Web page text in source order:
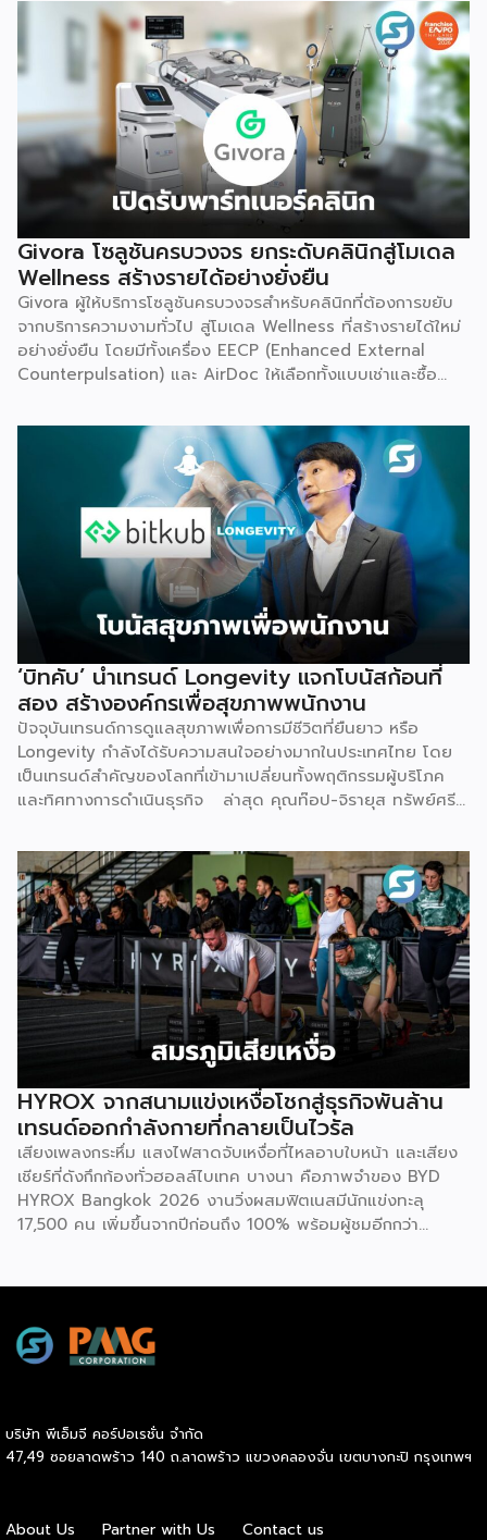
Givora โซลูชันครบวงจร ยกระดับคลินิกสู่โมเดล
Wellness สร้างรายได้อย่างยั่งยืน
Givora ผู้ให้บริการโซลูชันครบวงจรสำหรับคลินิกที่ต้องการขยับ
จากบริการความงามทั่วไป สู่โมเดล Wellness ที่สร้างรายได้ใหม่
อย่างยั่งยืน โดยมีทั้งเครื่อง EECP (Enhanced External
Counterpulsation) และ AirDoc ให้เลือกทั้งแบบเช่าและซื้อ
ธุรกิจใหม่ พร้อมทีมช่างที่คอยดูแลตรวจเช็กเครื่องมืออย่าง
สม่ำเสมอ ให้มั่นใจได้ว่าอุปกรณ์ทำงานอย่างมีประสิทธิภาพตลอด
อายุการใช้งาน เหมาะสำหรับคลินิกที่ต้องการสร้างรายได้เพิ่ม โดย
ไม่ต้องใช้เงินก้อนใหญ่ตั้งแต่วันแรก จุดเริ่มต้น มองเห็นกับดักที่
ทำให้อุตสาหกรรมสุขภาพ-ความงามไปไม่ถึงเป้าหมาย Givora
ไม่ได้เริ่มต้นจากการขายเครื่องมือเพียงอย่างเดียว แต่เกิดจากการ
มองเห็นว่าผู้ประกอบการจำนวนมากที่ตั้งใจอยากขยายธุรกิจสู่
Wellness กลับติดกับดักซ้ำ ๆ 3 เรื่องหลัก จนไปไม่ถึงเป้าหมาย
ที่วางไว้ ได้แก่ การไม่มีความรู้และขาดความเชี่ยวชาญเฉพาะด้าน
การไม่มีฐานลูกค้าเพราะการตลาดไม่ตรงกลุ่ม และการเริ่มต้นผิด
จุดทั้งเรื่องเครื่องมือ ระบบ และราคา Givora จึงออกแบบ
โซลูชันให้ครอบคลุมทั้งสามปัญหานี้ในคราวเดียวกัน แทนที่จะให้
คลินิกต้องแก้ปัญหาทีละเรื่องด้วยตัวเอง ด้านความรู้และความ
เชี่ยวชาญ — Givora มีทีมฝึกอบรมบุคลากรให้ได้มาตรฐาน
เดียวกัน พร้อมควบคุมคุณภาพและมาตรฐานการบริการตลอด
กระบวนการ เพื่อให้คลินิกพันธมิตรมั่นใจได้ว่าบุคลากรพร้อมให้
บริการอย่างถูกต้องตั้งแต่วันแรก ด้านฐานลูกค้าและการตลาด
ตลาดให้คลินิก แทนที่จะปล่อยให้แต่ละแห่งลองผิดลองถูกด้วยงบ
ประมาณตัวเอง […]
‘บิทคับ’ นำเทรนด์ Longevity แจกโบนัสก้อนที่
สอง สร้างองค์กรเพื่อสุขภาพพนักงาน
ปัจจุบันเทรนด์การดูแลสุขภาพเพื่อการมีชีวิตที่ยืนยาว หรือ
Longevity กำลังได้รับความสนใจอย่างมากในประเทศไทย โดย
เป็นเทรนด์สำคัญของโลกที่เข้ามาเปลี่ยนทั้งพฤติกรรมผู้บริโภค
และทิศทางการดำเนินธุรกิจ ล่าสุด คุณท๊อป-จิรายุส ทรัพย์ศรี
แคปปิตอล กรุ๊ป โฮลดิ้งส์ จำกัด หนึ่งในผู้บุกเบิกวงการนี้และผู้
ขยายธุรกิจสู่คอมมูนิตี้สุขภาพ “StayGold” ได้ประกาศนโยบาย
ใหม่ แจกโบนัสสุขภาพเป็นโบนัสก้อนที่สองเพิ่มเติมจากโบนัสปกติ
เพื่อสร้างแรงจูงใจให้พนักงานหันมาใส่ใจสุขภาพอย่างจริงจัง และ
ผลักดันบิทคับให้เป็นองค์กรยุคใหม่ที่ขับเคลื่อนด้วยคุณภาพควบคู่
ไปกับสุขภาวะที่ดี นโยบายดังกล่าวขับเคลื่อนผ่านโครงการ
“Bitkuber Longevity Journey Program” ซึ่งเปิดให้พนักงาน
เข้าร่วมตามความสมัครใจ โดยจะวัดผลจากการเปลี่ยนแปลง
สุขภาพเป็นรายบุคคลเปรียบเทียบช่วงต้นปีและปลายปี เปิดโอกาส
ให้ทุกคนมีสิทธิ์ได้รับโบนัสเท่าเทียมกัน ไม่ว่าจะเป็นกลุ่มผู้เริ่มต้นที่
พัฒนาสุขภาพให้ดีขึ้น หรือกลุ่มคนรักสุขภาพที่สามารถรักษา
มาตรฐานที่ดีไว้ได้ โดยเกณฑ์การประเมินจะมุ่งเน้นไปที่การป้องกัน
โรคในกลุ่มคนทำงานออฟฟิศ ครอบคลุม 3 ด้าน 6 ตัวชี้วัด ได้แก่
1.ด้านระบบเผาผลาญ ประเมินค่าสมดุลระหว่างไขมันสะสมกับไข
มันที่ช่วยทำความสะอาดหลอดเลือด (Triglyceride-to-HDL
ratio) ระดับไขมันที่เกาะตามอวัยวะภายในช่องท้อง (Visceral Fat
Rating) และวัดค่าคอเลสเตอรอลชนิดไขมันไม่ดี (LDL) 2.ด้าน
HYROX จากสนามแข่งเหงื่อโชกสู่ธุรกิจพันล้าน
เทรนด์ออกกำลังกายที่กลายเป็นไวรัล
เสียงเพลงกระหึ่ม แสงไฟสาดจับเหงื่อที่ไหลอาบใบหน้า และเสียง
เชียร์ที่ดังกึกก้องทั่วฮอลล์ไบเทค บางนา คือภาพจำของ BYD
HYROX Bangkok 2026 งานวิ่งผสมฟิตเนสมีนักแข่งทะลุ
17,500 คน เพิ่มขึ้นจากปีก่อนถึง 100% พร้อมผู้ชมอีกกว่า
แต่คือปรากฏการณ์ที่กำลังเปลี่ยนภูมิทัศน์ของอุตสาหกรรม
Wellness ทั่วโลก และกำลังสร้างโอกาสทางธุรกิจมหาศาลให้กับผู้
โอลิมปิก ซึ่งรูปแบบการแข่งขันจะเป็นมาตรฐานเดียวกันทั่วโลก
คือวิ่งสลับกับสถานีออกกำลังกาย 8 จุด ระยะทางรวม 8
บริษัท พีเอ็มจี คอร์ปอเรชั่น จำกัด
47,49 ซอยลาดพร้าว 140 ถ.ลาดพร้าว แขวงคลองจั่น เขตบางกะปิ กรุงเทพฯ
About Us Partner with Us Contact us